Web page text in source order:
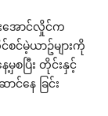
းအောင်လှိုင်က
င်မဲ့ယာဥ်များကို
စပြီး တိုင်းနှင့်
င်နေ ခြင်း